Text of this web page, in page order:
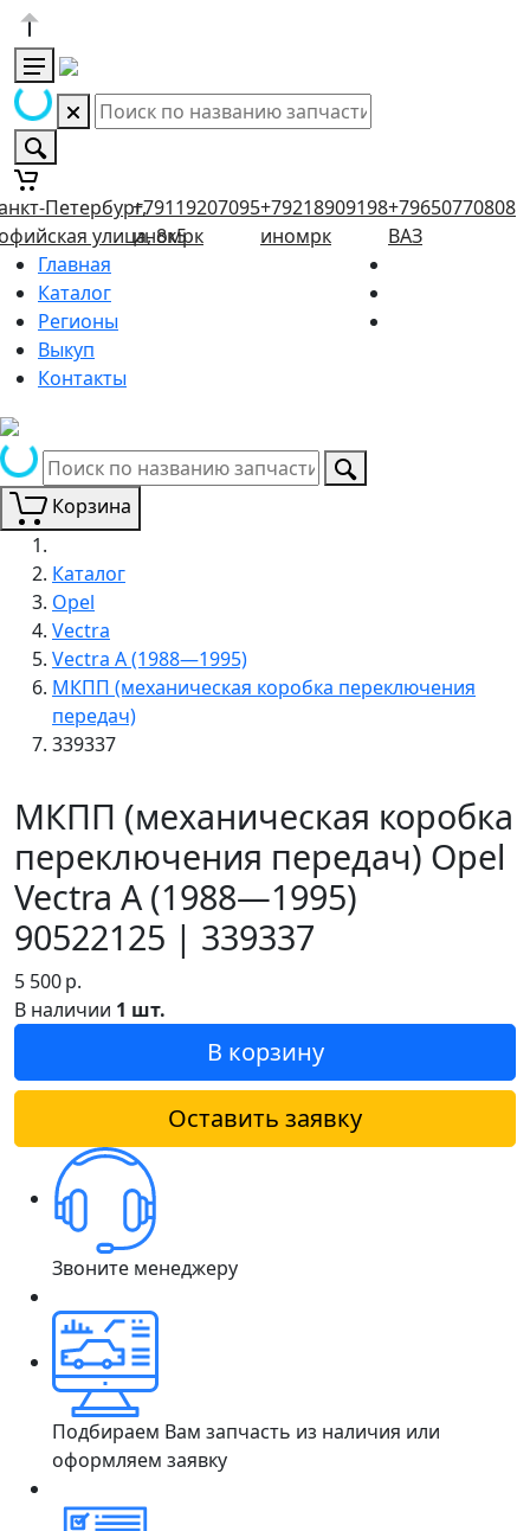
Петербург,
улица, 8к5
+79119207095
иномрк
+79218909198
иномрк
+79650770808
ВАЗ
Главная
Каталог
Регионы
Выкуп
Контакты
Корзина
Каталог
Opel
Vectra
Vectra A (1988—1995)
МКПП (механическая коробка переключения
передач)
339337
МКПП (механическая коробка
переключения передач) Opel
Vectra A (1988—1995)
90522125 | 339337
5 500р.
В наличии 1 шт.
В корзину
Оставить заявку
Звоните менеджеру
Подбираем Вам запчасть из наличия или
оформляем заявку